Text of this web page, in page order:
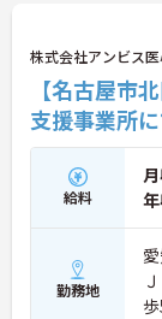
株式会社アンビス
【名古屋市
支援事業所
給料
勤務地